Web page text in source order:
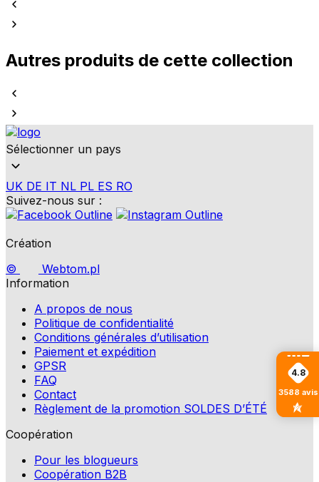
Autres produits de cette collection
Sélectionner un pays
UK DE IT NL PL ES RO
Suivez-nous sur :
Création
©
Webtom.pl
Information
A propos de nous
Politique de confidentialité
Conditions générales d’utilisation
Paiement et expédition
GPSR
FAQ
Contact
Règlement de la promotion SOLDES D’ÉTÉ
Coopération
Pour les blogueurs
Coopération B2B
4.8
3588 avis